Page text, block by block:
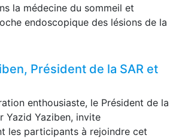
la médecine du sommeil et
endoscopique des lésions de la
Président de la SAR et
enthousiaste, le Président de la
Yazid Yaziben, invite
les participants à rejoindre cet